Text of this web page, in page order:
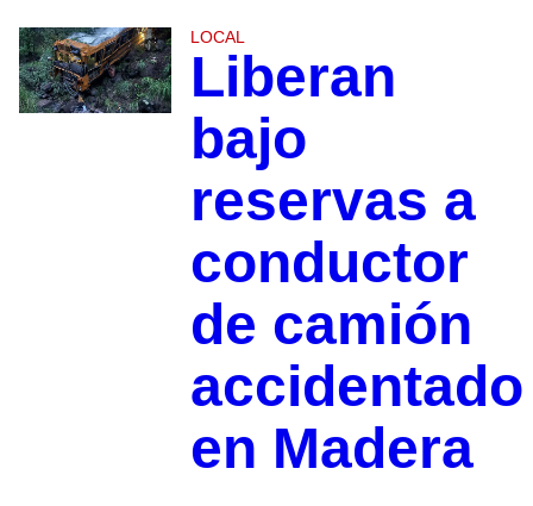
LOCAL
Liberan
bajo
reservas a
conductor
de camión
accidentado
en Madera